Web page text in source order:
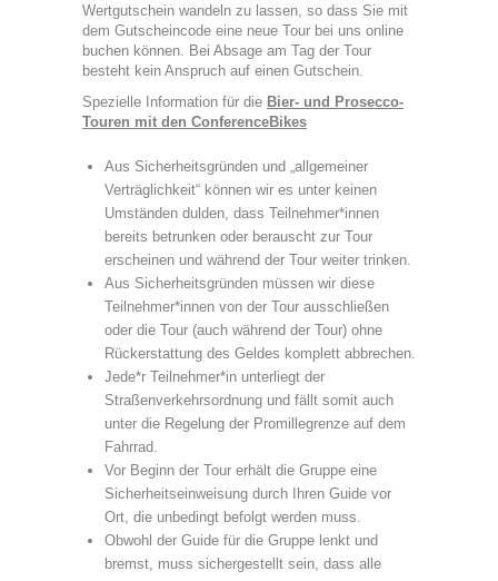
Wertgutschein wandeln zu lassen, so dass Sie mit
dem Gutscheincode eine neue Tour bei uns online
buchen können. Bei Absage am Tag der Tour
besteht kein Anspruch auf einen Gutschein.
Spezielle Information für die Bier- und Prosecco-
Touren mit den ConferenceBikes
Aus Sicherheitsgründen und „allgemeiner
Verträglichkeit“ können wir es unter keinen
Umständen dulden, dass Teilnehmer*innen
bereits betrunken oder berauscht zur Tour
erscheinen und während der Tour weiter trinken.
Aus Sicherheitsgründen müssen wir diese
Teilnehmer*innen von der Tour ausschließen
oder die Tour (auch während der Tour) ohne
Rückerstattung des Geldes komplett abbrechen.
Jede*r Teilnehmer*in unterliegt der
Straßenverkehrsordnung und fällt somit auch
unter die Regelung der Promillegrenze auf dem
Fahrrad.
Vor Beginn der Tour erhält die Gruppe eine
Sicherheitseinweisung durch Ihren Guide vor
Ort, die unbedingt befolgt werden muss.
Obwohl der Guide für die Gruppe lenkt und
bremst, muss sichergestellt sein, dass alle